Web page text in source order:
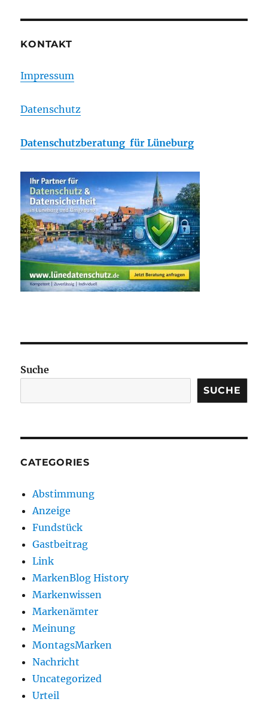
KONTAKT
Impressum
Datenschutz
Datenschutzberatung für Lüneburg
Suche
SUCHE
CATEGORIES
Abstimmung
Anzeige
Fundstück
Gastbeitrag
Link
MarkenBlog History
Markenwissen
Markenämter
Meinung
MontagsMarken
Nachricht
Uncategorized
Urteil